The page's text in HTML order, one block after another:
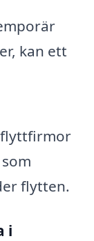
kan ett
flyttfirmor
flytten.
i